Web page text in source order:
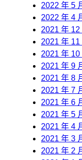
2022 年 5
2022 年 4
2021 年 12
2021 年 11
2021 年 10
2021 年 9
2021 年 8
2021 年 7
2021 年 6
2021 年 5
2021 年 4
2021 年 3
2021 年 2